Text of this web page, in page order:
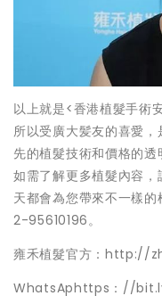
以上就是<香港植髮手術
所以受廣大髪友的喜愛
先的植髮技術和價格的透
如需了解更多植髮內容
天都會為您帶來不一樣
2-95610196。
雍禾植髮官方：http://
WhatsAphttps：//